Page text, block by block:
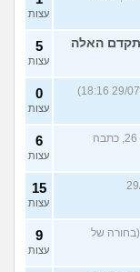
עצות
האלה 5
עצות
0
עצות
(Lamali, בת 26, כתבה
6
עצות
29/07/26
15
עצות
(בחורה של
9
עצות